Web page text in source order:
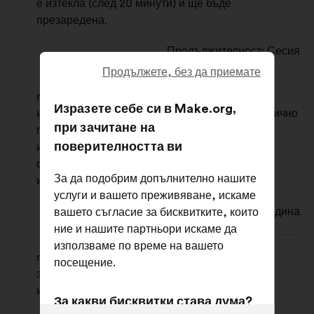
е изтекла (след 20 минути) и ще бъде
презаредена.
Продължителност: Сесия
make-user-id: тази бисквитка ще ви
идентифицира, след като сте се свързали с лично
пространство в Make.org. Тя ще бъде
използвана, за да ви покани да се свържете
отново, като предварително попълни вашия
идентификатор.
Продължителност: 1 година
make-cookie-preferences: тази бисквитка ще
запомни предпочитанията ви относно
използването на бисквитки в нашата услуга.
Продължете, без да приемате
Изразете себе си в Make.org,
при зачитане на
поверителността ви
За да подобрим допълнително нашите
услуги и вашето преживяване, искаме
вашето съгласие за бисквитките, които
ние и нашите партньори искаме да
използваме по време на вашето
посещение.
За какви бисквитки става дума?